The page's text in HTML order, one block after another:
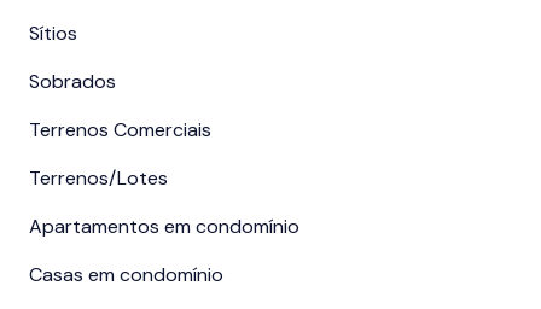
Sítios
Sobrados
Terrenos Comerciais
Terrenos/Lotes
Apartamentos em condomínio
Casas em condomínio